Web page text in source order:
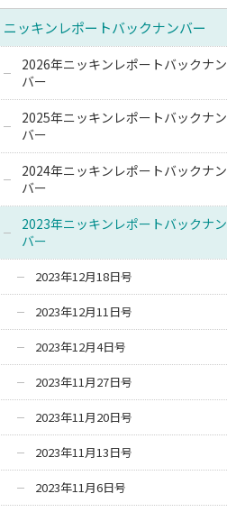
ニッキンレポートバックナンバー
2026年ニッキンレポートバックナン
バー
2025年ニッキンレポートバックナン
バー
2024年ニッキンレポートバックナン
バー
2023年ニッキンレポートバックナン
バー
2023年12月18日号
2023年12月11日号
2023年12月4日号
2023年11月27日号
2023年11月20日号
2023年11月13日号
2023年11月6日号